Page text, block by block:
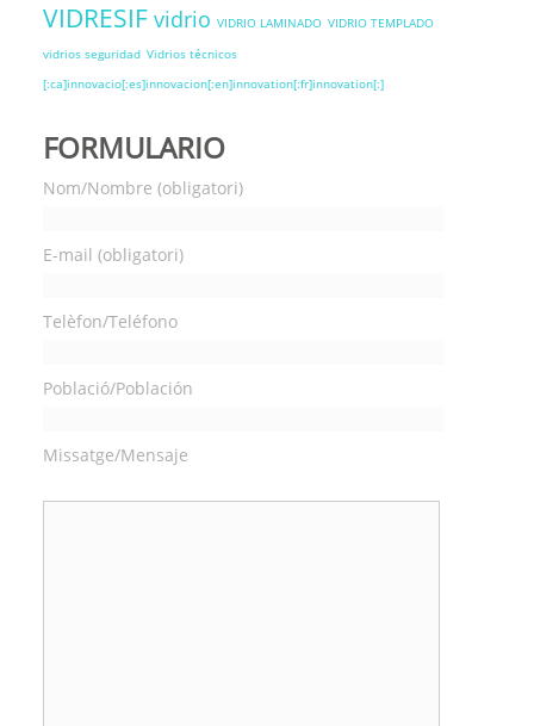
VIDRESIF vidrio VIDRIO LAMINADO VIDRIO TEMPLADO
vidrios seguridad Vidrios técnicos
[:ca]innovacio[:es]innovacion[:en]innovation[:fr]innovation[:]
FORMULARIO
Nom/Nombre (obligatori)
E-mail (obligatori)
Telèfon/Teléfono
Població/Población
Missatge/Mensaje